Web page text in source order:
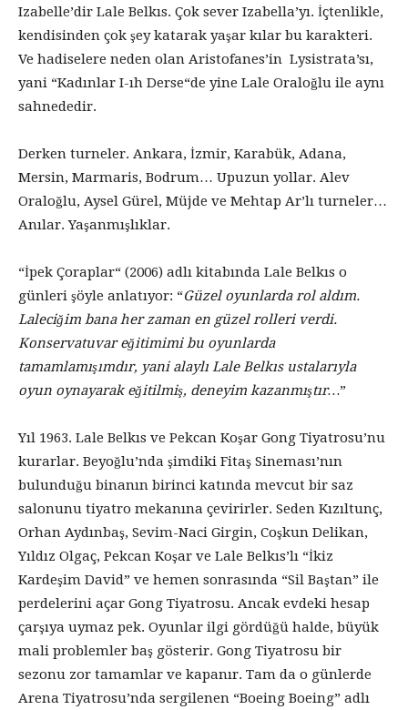
Izabelle’dir Lale Belkıs. Çok sever Izabella’yı. İçtenlikle,
kendisinden çok şey katarak yaşar kılar bu karakteri.
Ve hadiselere neden olan Aristofanes’in Lysistrata’sı,
yani “Kadınlar I-ıh Derse“de yine Lale Oraloğlu ile aynı
sahnededir.
Derken turneler. Ankara, İzmir, Karabük, Adana,
Mersin, Marmaris, Bodrum… Upuzun yollar. Alev
Oraloğlu, Aysel Gürel, Müjde ve Mehtap Ar’lı turneler…
Anılar. Yaşanmışlıklar.
“İpek Çoraplar“ (2006) adlı kitabında Lale Belkıs o
günleri şöyle anlatıyor: “Güzel oyunlarda rol aldım.
Laleciğim bana her zaman en güzel rolleri verdi.
Konservatuvar eğitimimi bu oyunlarda
tamamlamışımdır, yani alaylı Lale Belkıs ustalarıyla
oyun oynayarak eğitilmiş, deneyim kazanmıştır…”
Yıl 1963. Lale Belkıs ve Pekcan Koşar Gong Tiyatrosu’nu
kurarlar. Beyoğlu’nda şimdiki Fitaş Sineması’nın
bulunduğu binanın birinci katında mevcut bir saz
salonunu tiyatro mekanına çevirirler. Seden Kızıltunç,
Orhan Aydınbaş, Sevim-Naci Girgin, Coşkun Delikan,
Yıldız Olgaç, Pekcan Koşar ve Lale Belkıs’lı “İkiz
Kardeşim David” ve hemen sonrasında “Sil Baştan” ile
perdelerini açar Gong Tiyatrosu. Ancak evdeki hesap
çarşıya uymaz pek. Oyunlar ilgi gördüğü halde, büyük
mali problemler baş gösterir. Gong Tiyatrosu bir
sezonu zor tamamlar ve kapanır. Tam da o günlerde
Arena Tiyatrosu’nda sergilenen “Boeing Boeing” adlı